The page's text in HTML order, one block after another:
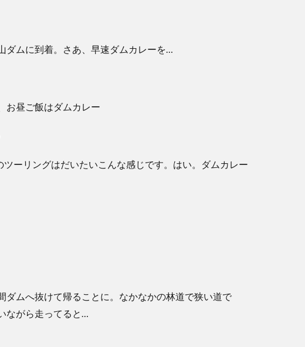
ムに到着。さあ、早速ダムカレーを…
ーリングはだいたいこんな感じです。はい。ダムカレー
ダムへ抜けて帰ることに。なかなかの林道で狭い道で
ながら走ってると…